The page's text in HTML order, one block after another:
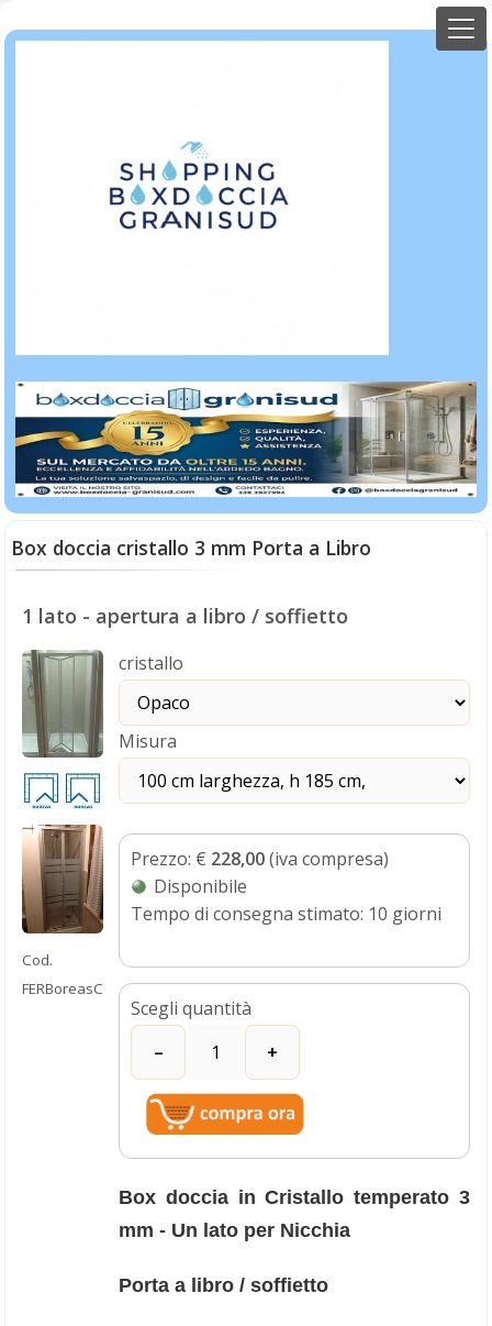
Box doccia cristallo 3 mm Porta a Libro
1 lato - apertura a libro / soffietto
Cod.
FERBoreasC
cristallo
Misura
Prezzo: € 228,00(iva compresa)
Disponibile
Tempo di consegna stimato: 10 giorni
Scegli quantità
Box doccia in Cristallo temperato 3
mm - Un lato per Nicchia
Porta a libro / soffietto